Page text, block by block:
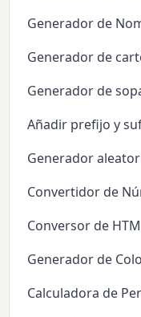
Generador de
Generador de
Generador de
Añadir prefijo y
Generador
Convertidor de
Conversor de
Generador de
Calculadora de